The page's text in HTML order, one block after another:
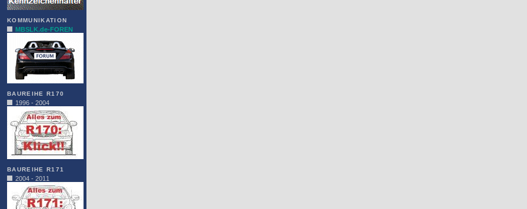
KOMMUNIKATION
MBSLK.de-FOREN
BAUREIHE R170
1996 - 2004
BAUREIHE R171
2004 - 2011